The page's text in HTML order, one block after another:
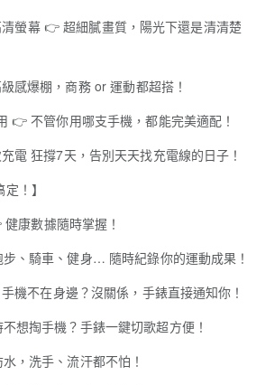
螢幕 👉超細膩畫質，陽光下還是清清楚
感爆棚，商務 or 運動都超搭！
👉不管你用哪支手機，都能完美適配！
電 狂撐7天，告別天天找充電線的日子！
！】
健康數據隨時掌握！
步、騎車、健身… 隨時紀錄你的運動成果！
機不在身邊？沒關係，手錶直接通知你！
想掏手機？手錶一鍵切歌超方便！
，洗手、流汗都不怕！